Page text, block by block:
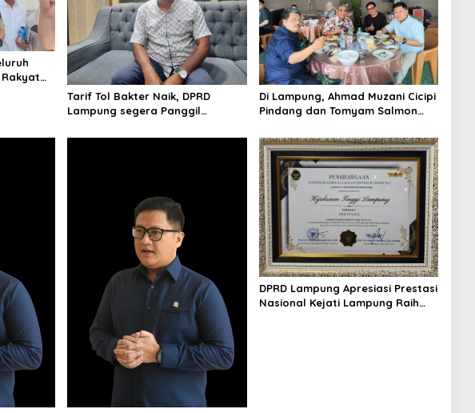
Rakyat
Tarif Tol Bakter Naik, DPRD
Lampung segera Panggil
Di Lampung, Ahmad Muzani Cicipi
Pindang dan Tomyam Salmon
DPRD Lampung Apresiasi Prestasi
Nasional Kejati Lampung Raih